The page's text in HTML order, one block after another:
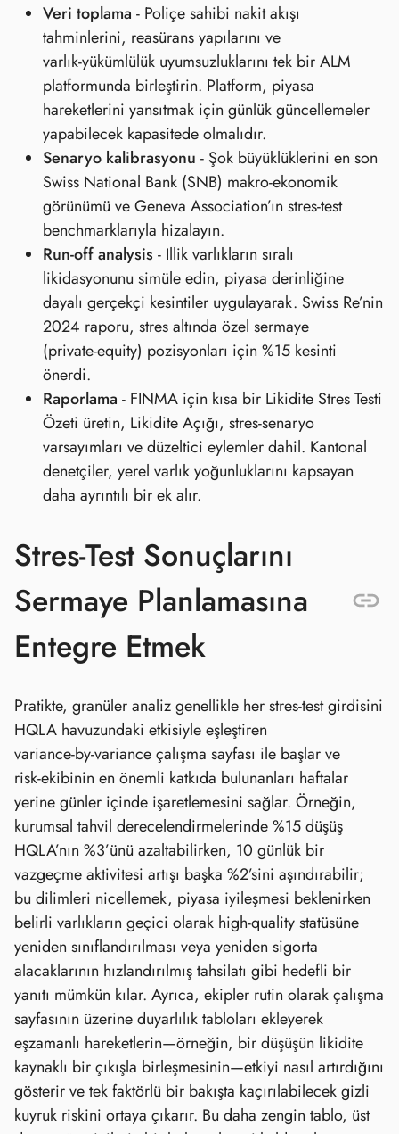
Veri toplama - Poliçe sahibi nakit akışı
tahminlerini, reasürans yapılarını ve
varlık‑yükümlülük uyumsuzluklarını tek bir ALM
platformunda birleştirin. Platform, piyasa
hareketlerini yansıtmak için günlük güncellemeler
yapabilecek kapasitede olmalıdır.
Senaryo kalibrasyonu - Şok büyüklüklerini en son
Swiss National Bank (SNB) makro‑ekonomik
görünümü ve Geneva Association’ın stres‑test
benchmarklarıyla hizalayın.
Run‑off analysis - Illik varlıkların sıralı
likidasyonunu simüle edin, piyasa derinliğine
dayalı gerçekçi kesintiler uygulayarak. Swiss Re’nin
2024 raporu, stres altında özel sermaye
(private‑equity) pozisyonları için %15 kesinti
önerdi.
Raporlama - FINMA için kısa bir Likidite Stres Testi
Özeti üretin, Likidite Açığı, stres‑senaryo
varsayımları ve düzeltici eylemler dahil. Kantonal
denetçiler, yerel varlık yoğunluklarını kapsayan
daha ayrıntılı bir ek alır.
Stres‑Test Sonuçlarını
Sermaye Planlamasına
Entegre Etmek
Pratikte, granüler analiz genellikle her stres‑test girdisini
HQLA havuzundaki etkisiyle eşleştiren
variance‑by‑variance çalışma sayfası ile başlar ve
risk‑ekibinin en önemli katkıda bulunanları haftalar
yerine günler içinde işaretlemesini sağlar. Örneğin,
kurumsal tahvil derecelendirmelerinde %15 düşüş
HQLA’nın %3’ünü azaltabilirken, 10 günlük bir
vazgeçme aktivitesi artışı başka %2’sini aşındırabilir;
bu dilimleri nicellemek, piyasa iyileşmesi beklenirken
belirli varlıkların geçici olarak high‑quality statüsüne
yeniden sınıflandırılması veya yeniden sigorta
alacaklarının hızlandırılmış tahsilatı gibi hedefli bir
yanıtı mümkün kılar. Ayrıca, ekipler rutin olarak çalışma
sayfasının üzerine duyarlılık tabloları ekleyerek
eşzamanlı hareketlerin—örneğin, bir düşüşün likidite
kaynaklı bir çıkışla birleşmesinin—etkiyi nasıl artırdığını
gösterir ve tek faktörlü bir bakışta kaçırılabilecek gizli
kuyruk riskini ortaya çıkarır. Bu daha zengin tablo, üst